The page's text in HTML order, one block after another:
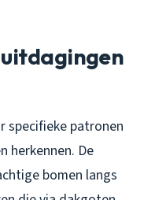
specifieke patronen
herkennen. De
bomen langs